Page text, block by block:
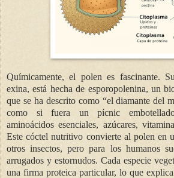
Químicamente, el polen es fascinante.
exina, está hecha de esporopolenina, un
que se ha descrito como “el diamante del
como si fuera un pícnic
aminoácidos esenciales, azúcares,
Este cóctel nutritivo convierte al polen en
otros insectos, pero para los humanos
arrugados y estornudos. Cada especie
una firma proteica particular, lo que